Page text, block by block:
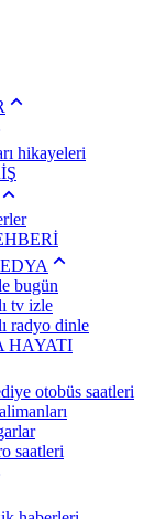
hikayeleri
bugün
tv izle
radyo dinle
HAYATI
otobüs saatleri
saatleri